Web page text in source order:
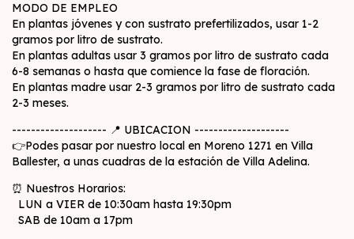
MODO DE EMPLEO
En plantas jóvenes y con sustrato prefertilizados, usar 1-2
gramos por litro de sustrato.
En plantas adultas usar 3 gramos por litro de sustrato cada
6-8 semanas o hasta que comience la fase de floración.
En plantas madre usar 2-3 gramos por litro de sustrato cada
2-3 meses.
-------------------- 📍 UBICACION --------------------
👉Podes pasar por nuestro local en Moreno 1271 en Villa
Ballester, a unas cuadras de la estación de Villa Adelina.
⏰ Nuestros Horarios:
LUN a VIER de 10:30am hasta 19:30pm
SAB de 10am a 17pm